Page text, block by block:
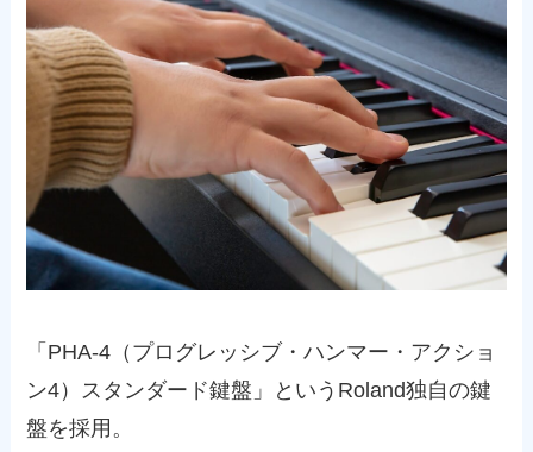
「PHA-4（プログレッシブ・ハンマー・アクショ
ン4）スタンダード鍵盤」というRoland独自の鍵
盤を採用。